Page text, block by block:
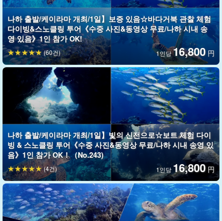
단, 시기에 따라서는 대응할 수 없는 포인트나 생물이 있을 수 있으
니 양해 부탁 드립니다.
8월~11월은 만타 강화의 달로 운영 중이다!
오키나와 본섬 최고의 만타 조우율의 실적이 있습니다!
조석과 바다 상황을 보면서 3곳을 이동한다.
평소에 맛볼 수 없는 감각과 풍경에 감동해 보세요!
나하 출발/케이라마 개최/1일】보증 있음☆바다거북 관찰 체험
다이빙&스노클링 투어《수중 사진&동영상 무료/나하 시내 송
영 있음》1인 참가 OK!
1인당16,800 円
(60건)
나하 출발/케이라마 개최/1일】빛의 신전으로☆보트 체험 다이
빙 & 스노클링 투어《수중 사진&동영상 무료/나하 시내 송영 있
음》1인 참가 OK！（No.243)
1인당 16,800 円
(4건)